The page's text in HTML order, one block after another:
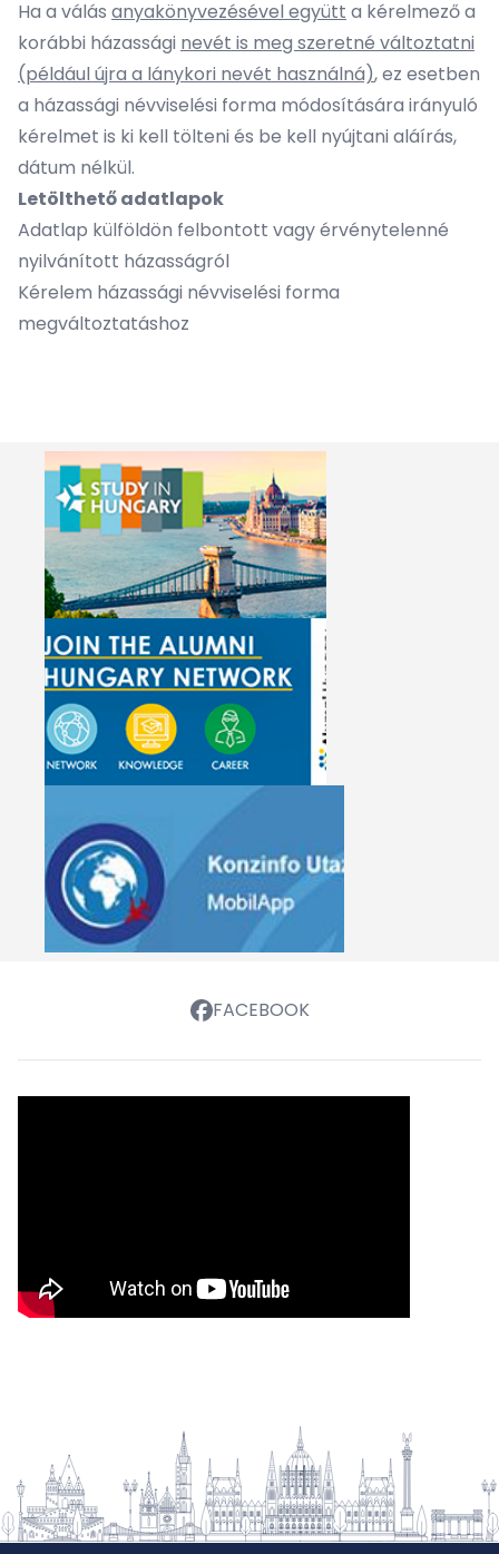
Ha a válás anyakönyvezésével együtt a kérelmező a
korábbi házassági nevét is meg szeretné változtatni
(például újra a lánykori nevét használná), ez esetben
a házassági névviselési forma módosítására irányuló
kérelmet is ki kell tölteni és be kell nyújtani aláírás,
dátum nélkül.
Letölthető adatlapok
Adatlap külföldön felbontott vagy érvénytelenné
nyilvánított házasságról
Kérelem házassági névviselési forma
megváltoztatáshoz
FACEBOOK